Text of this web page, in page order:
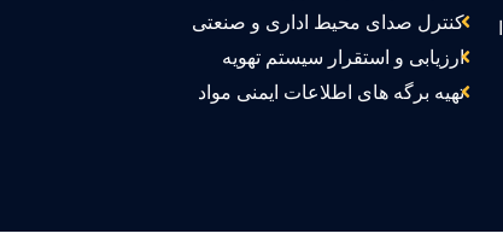
کنترل صدای محیط اداری و صنعتی
ارزیابی و استقرار سیستم تهویه
تهیه برگه های اطلاعات ایمنی مواد